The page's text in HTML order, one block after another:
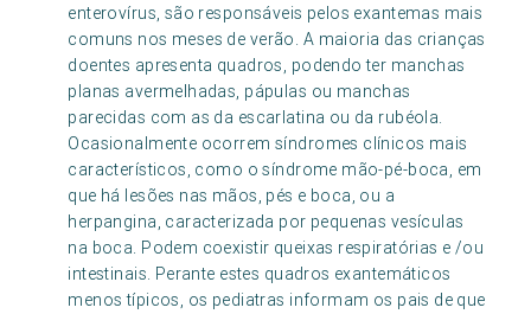
enterovírus, são responsáveis pelos exantemas mais
comuns nos meses de verão. A maioria das crianças
doentes apresenta quadros, podendo ter manchas
planas avermelhadas, pápulas ou manchas
parecidas com as da escarlatina ou da rubéola.
Ocasionalmente ocorrem síndromes clínicos mais
característicos, como o síndrome mão-pé-boca, em
que há lesões nas mãos, pés e boca, ou a
herpangina, caracterizada por pequenas vesículas
na boca. Podem coexistir queixas respiratórias e /ou
intestinais. Perante estes quadros exantemáticos
menos típicos, os pediatras informam os pais de que